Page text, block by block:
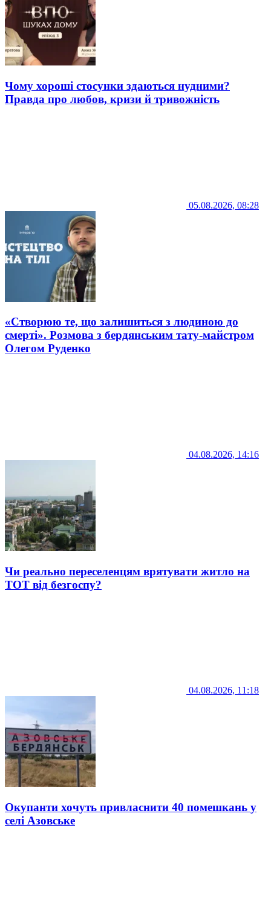
Чому хороші стосунки здаються нудними?
Правда про любов, кризи й тривожність
05.08.2026, 08:28
«Створюю те, що залишиться з людиною до
смерті». Розмова з бердянським тату-майстром
Олегом Руденко
04.08.2026, 14:16
Чи реально переселенцям врятувати житло на
ТОТ від безгоспу?
04.08.2026, 11:18
Окупанти хочуть привласнити 40 помешкань у
селі Азовське